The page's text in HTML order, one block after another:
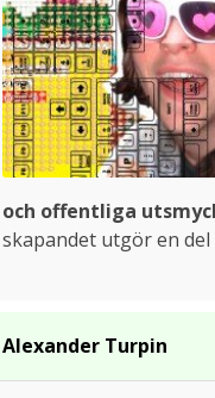
och offentliga
skapandet utgör en del
Alexander Turpin